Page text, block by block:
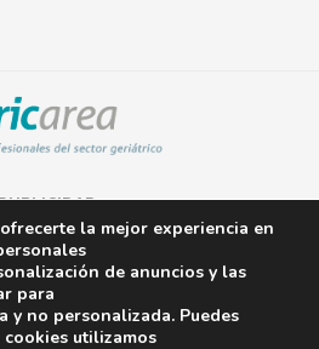
la mejor experiencia en
de anuncios y las
para
y no personalizada. Puedes
utilizamos